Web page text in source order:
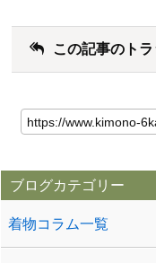
この記事のト
ブログカテゴリー
着物コラム一覧